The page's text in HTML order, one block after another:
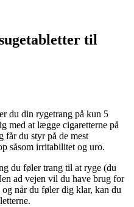
til
du din rygetrang på kun 5
med at lægge cigaretterne på
får du styr på de mest
såsom irritabilitet og uro.
du føler trang til at ryge (du
ad vejen vil du have brug for
når du føler dig klar, kan du